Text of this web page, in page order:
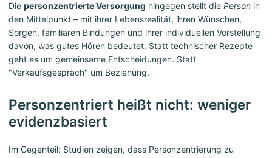
Die personzentrierte Versorgung hingegen stellt die Person in
den Mittelpunkt – mit ihrer Lebensrealität, ihren Wünschen,
Sorgen, familiären Bindungen und ihrer individuellen Vorstellung
davon, was gutes Hören bedeutet. Statt technischer Rezepte
geht es um gemeinsame Entscheidungen. Statt
"Verkaufsgespräch" um Beziehung.
Personzentriert heißt nicht: weniger
evidenzbasiert
Im Gegenteil: Studien zeigen, dass Personzentrierung zu